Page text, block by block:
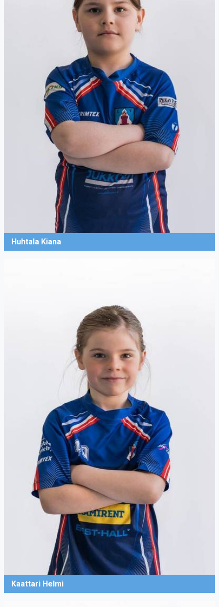
Huhtala Kiana
Kaattari Helmi